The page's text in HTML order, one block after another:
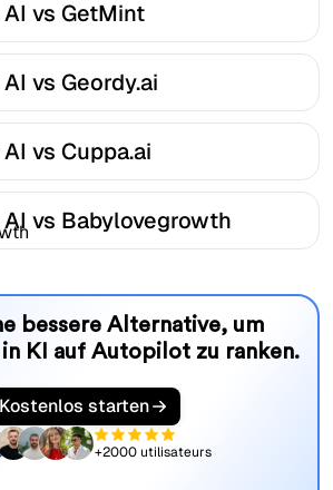
vs GetMint
vs Geordy.ai
vs Cuppa.ai
vs Babylovegrowth
bessere Alternative, um
in KI auf Autopilot zu ranken.
Kostenlos starten
+2000 utilisateurs